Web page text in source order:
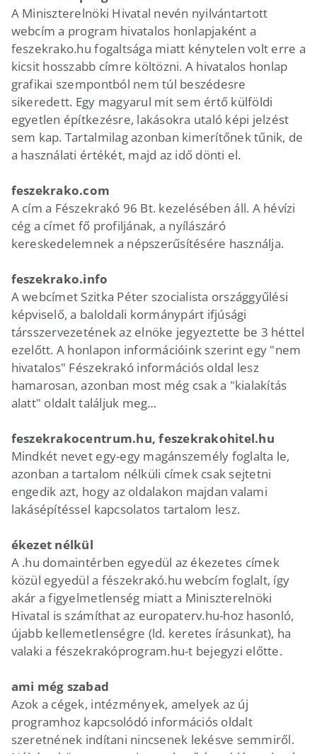
A Miniszterelnöki Hivatal nevén nyilvántartott
webcím a program hivatalos honlapjaként a
feszekrako.hu fogaltsága miatt kénytelen volt erre a
kicsit hosszabb címre költözni. A hivatalos honlap
grafikai szempontból nem túl beszédesre
sikeredett. Egy magyarul mit sem értő külföldi
egyetlen építkezésre, lakásokra utaló képi jelzést
sem kap. Tartalmilag azonban kimerítőnek tűnik, de
a használati értékét, majd az idő dönti el.
feszekrako.com
A cím a Fészekrakó 96 Bt. kezelésében áll. A hévízi
cég a címet fő profiljának, a nyílászáró
kereskedelemnek a népszerűsítésére használja.
feszekrako.info
A webcímet Szitka Péter szocialista országgyűlési
képviselő, a baloldali kormánypárt ifjúsági
társszervezetének az elnöke jegyeztette be 3 héttel
ezelőtt. A honlapon információink szerint egy "nem
hivatalos" Fészekrakó információs oldal lesz
hamarosan, azonban most még csak a "kialakítás
alatt" oldalt találjuk meg…
feszekrakocentrum.hu, feszekrakohitel.hu
Mindkét nevet egy-egy magánszemély foglalta le,
azonban a tartalom nélküli címek csak sejtetni
engedik azt, hogy az oldalakon majdan valami
lakásépítéssel kapcsolatos tartalom lesz.
ékezet nélkül
A .hu domaintérben egyedül az ékezetes címek
közül egyedül a fészekrakó.hu webcím foglalt, így
akár a figyelmetlenség miatt a Miniszterelnöki
Hivatal is számíthat az europaterv.hu-hoz hasonló,
újabb kellemetlenségre (ld. keretes írásunkat), ha
valaki a fészekrakóprogram.hu-t bejegyzi előtte.
ami még szabad
Azok a cégek, intézmények, amelyek az új
programhoz kapcsolódó információs oldalt
szeretnének indítani nincsenek lekésve semmiről.